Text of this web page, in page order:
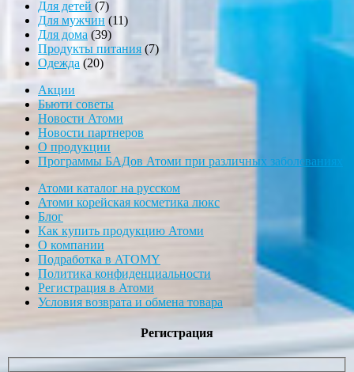
товара
Для детей 77
товаров
Для мужчин 1111
товаров
Для дома 3939
товаров
Продукты питания 77
Одежда 2020
Акции
Бьюти советы
Новости Атоми
Новости партнеров
О продукции
Программы БАДов Атоми при различных заболеваниях
Атоми каталог на русском
Атоми корейская косметика люкс
Блог
Как купить продукцию Атоми
О компании
Подработка в ATOMY
Политика конфиденциальности
Регистрация в Атоми
Условия возврата и обмена товара
Регистрация